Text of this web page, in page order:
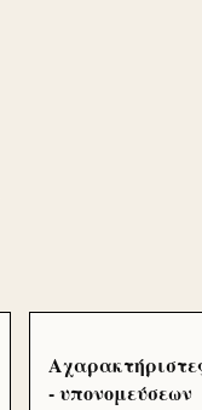
- υπονομεύσεων